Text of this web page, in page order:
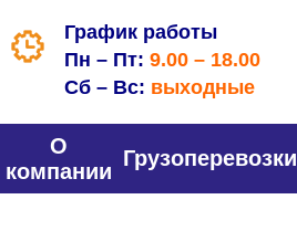
График работы
Пн – Пт: 9.00 – 18.00
Сб – Вс: выходные
О
компании
Грузоперевозки